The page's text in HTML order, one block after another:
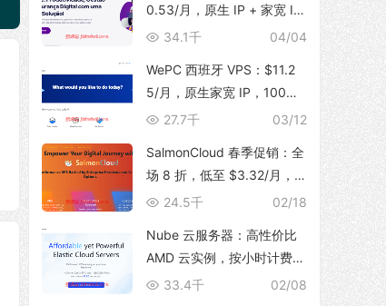
0.53/月，原生 IP + 家宽 IS
P，100Mbps 无限流量04/04
34.1千
WePC 西班牙 VPS：$11.2
5/月，原生家宽 IP，100Mb
ps 带宽，1T 流量，支持 Tik
03/12
27.7千
SalmonCloud 春季促销：全
场 8 折，低至 $3.32/月，
高性能 CPU + 10Gbps 大带
区
02/18
24.5千
Nube 云服务器：高性价比
AMD 云实例，按小时计费，
10Gbps 大带宽，解锁流媒
02/08
33.4千